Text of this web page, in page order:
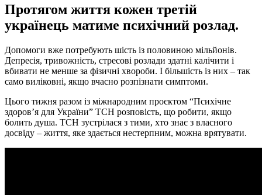
Протягом життя кожен третій
українець матиме психічний розлад.
Допомоги вже потребують шість із половиною мільйонів.
Депресія, тривожність, стресові розлади здатні калічити і
вбивати не менше за фізичні хвороби. І більшість із них – так
само виліковні, якщо вчасно розпізнати симптоми.
Цього тижня разом із міжнародним проєктом “Психічне
здоров’я для України” ТСН розповість, що робити, якщо
болить душа. ТСН зустрілася з тими, хто знає з власного
досвіду – життя, яке здається нестерпним, можна врятувати.